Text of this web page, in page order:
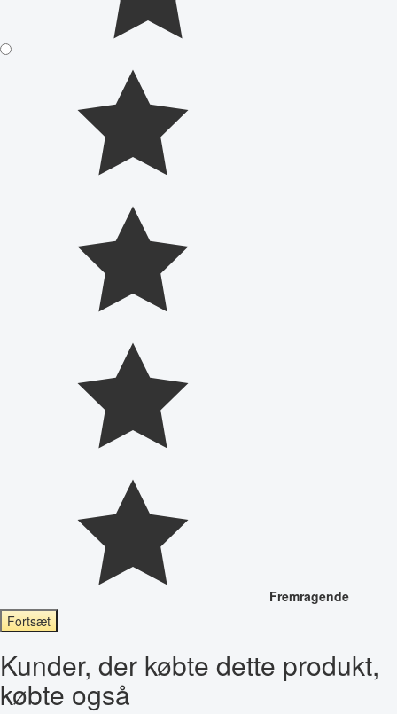
Fremragende
Fortsæt
Kunder, der købte dette produkt,
købte også